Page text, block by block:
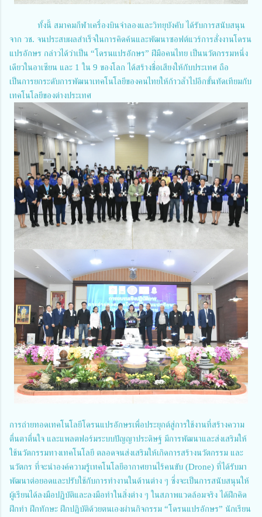
ทั้งนี้ สมาคมกีฬาเครื่องบินจำลองและวิทยุบังคับ ได้รับการสนับสนุน
จาก วช. จนประสบผลสำเร็จในการคิดค้นและพัฒนาซอฟต์แวร์การสั่งงานโดรน
แปรอักษร กล่าวได้ว่าเป็น “โดรนแปรอักษร” ฝีมือคนไทย เป็นนวัตกรรมหนึ่ง
เดียวในอาเซียน และ 1 ใน 9 ของโลก ได้สร้างชื่อเสียงให้กับประเทศ ถือ
เป็นการยกระดับการพัฒนาเทคโนโลยีของคนไทยให้ก้าวล้ำไปอีกขั้นทัดเทียมกับ
เทคโนโลยีของต่างประเทศ
การถ่ายทอดเทคโนโลยีโดรนแปรอักษรเพื่อประยุกต์สู่การใช้งานที่สร้างความ
ตื่นตาตื่นใจ และแพลตฟอร์มระบบปัญญาประดิษฐ์ มีการพัฒนาและส่งเสริมให้
ใช้นวัตกรรมทางเทคโนโลยี ตลอดจนส่งเสริมให้เกิดการสร้างนวัตกรรม และ
นวัตกร ที่จะนำองค์ความรู้เทคโนโลยีอากาศยานไร้คนขับ (Drone) ที่ได้รับมา
พัฒนาต่อยอดและปรับใช้กับการทำงานในด้านต่าง ๆ ซึ่งจะเป็นการสนับสนุนให้
ผู้เรียนได้ลงมือปฏิบัติและลงมือทำในสิ่งต่าง ๆ ในสภาพแวดล้อมจริง ได้ฝึกคิด
ฝึกทำ ฝึกทักษะ ฝึกปฏิบัติด้วยตนเองผ่านกิจกรรม “โดรนแปรอักษร” นักเรียน